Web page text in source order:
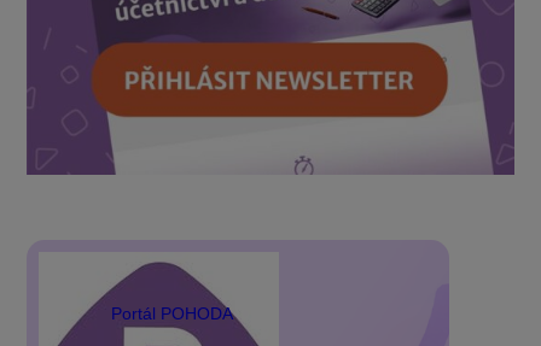
Portál POHODA